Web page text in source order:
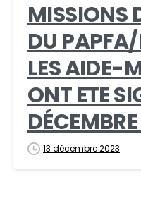
:
MISSIONS
DU
LES AIDE-
ONT ETE
13 décembre 2023